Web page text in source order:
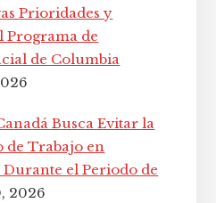
Prioridades y
Programa de
de Columbia
Busca Evitar la
de Trabajo en
Durante el Periodo de
2026